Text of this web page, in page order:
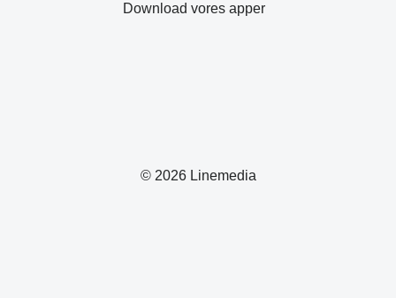
© 2026 Linemedia
Download vores apper